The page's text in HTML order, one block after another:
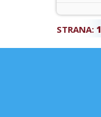
STRANA: 1